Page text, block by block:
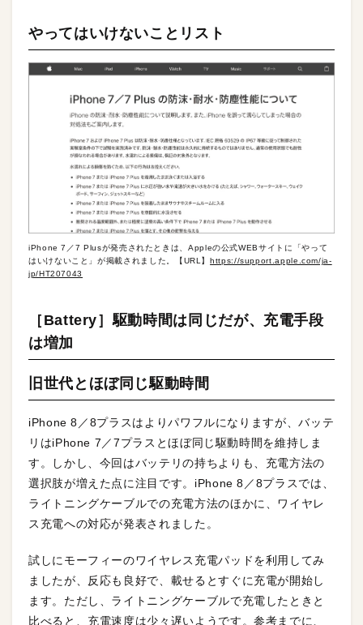
やってはいけないことリスト
iPhone 7／7 Plusが発売されたときは、Appleの公式WEBサイトに「やって
はいけないこと」が掲載されました。【URL】https://support.apple.com/ja-
jp/HT207043
［Battery］駆動時間は同じだが、充電手段
は増加
旧世代とほぼ同じ駆動時間
iPhone 8／8プラスはよりパワフルになりますが、バッテ
リはiPhone 7／7プラスとほぼ同じ駆動時間を維持しま
す。しかし、今回はバッテリの持ちよりも、充電方法の
選択肢が増えた点に注目です。iPhone 8／8プラスでは、
ライトニングケーブルでの充電方法のほかに、ワイヤレ
ス充電への対応が発表されました。
試しにモーフィーのワイヤレス充電パッドを利用してみ
ましたが、反応も良好で、載せるとすぐに充電が開始し
ます。ただし、ライトニングケーブルで充電したときと
比べると、充電速度は少々遅いようです。参考までに、